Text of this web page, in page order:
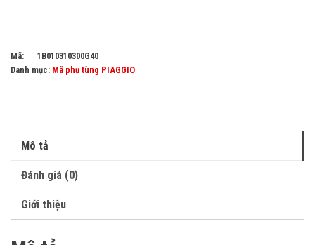
Mã:
1B010310300G40
Danh mục: Mã phụ tùng PIAGGIO
Mô tả
Đánh giá (0)
Giới thiệu